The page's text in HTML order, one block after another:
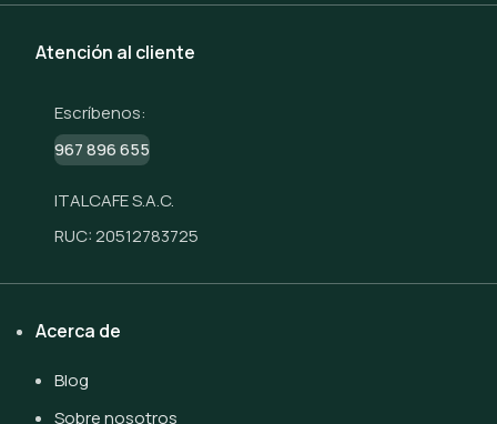
Atención al cliente
Escríbenos:
967 896 655
ITALCAFE S.A.C.
RUC: 20512783725
Acerca de
Blog
Sobre nosotros